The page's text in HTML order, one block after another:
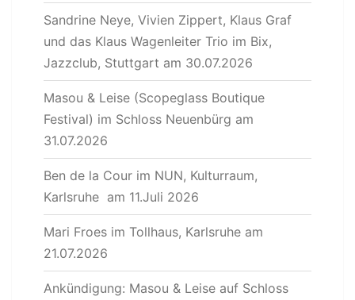
Sandrine Neye, Vivien Zippert, Klaus Graf
und das Klaus Wagenleiter Trio im Bix,
Jazzclub, Stuttgart am 30.07.2026
Masou & Leise (Scopeglass Boutique
Festival) im Schloss Neuenbürg am
31.07.2026
Ben de la Cour im NUN, Kulturraum,
Karlsruhe am 11.Juli 2026
Mari Froes im Tollhaus, Karlsruhe am
21.07.2026
Ankündigung: Masou & Leise auf Schloss